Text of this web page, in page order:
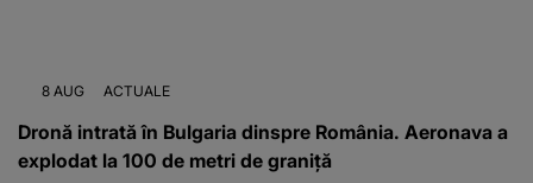
8 AUG ACTUALE
Dronă intrată în Bulgaria dinspre România. Aeronava a
explodat la 100 de metri de graniță